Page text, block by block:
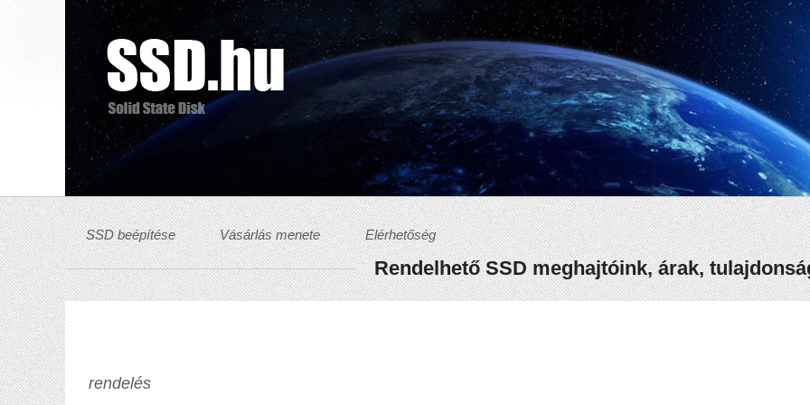
SSD beépítése Vásárlás menete Elérhetőség
Rendelhető SSD meghajtóink, árak,
rendelés